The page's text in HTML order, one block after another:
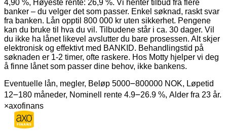
4,90 %, Høyeste rente: 26,9 %. Vi henter tilbud fra flere
banker – du velger det som passer. Enkel søknad, raskt svar
fra banken. Lån opptil 800 000 kr uten sikkerhet. Pengene
kan du bruke til hva du vil. Tilbudene står i ca. 30 dager. Vil
du ikke ha lånet likevel avslutter du bare prosessen. Alt skjer
elektronisk og effektivt med BANKID. Behandlingstid på
søknaden er 1-2 timer, ofte raskere. Hos Motty hjelper vi deg
å finne lånet som passer dine behov, ikke bankens.
Eventuelle lån, megler, Beløp 5000౼800000 NOK, Løpetid
12౼180 måneder, Nominell rente 4.9౼26.9 %, Alder fra 23 år.
×axofinans